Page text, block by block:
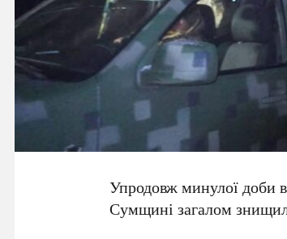
Упродовж минулої доби
Сумщині загалом